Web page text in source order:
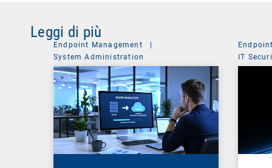
Leggi di più
Endpoint Management
System Administration
IT